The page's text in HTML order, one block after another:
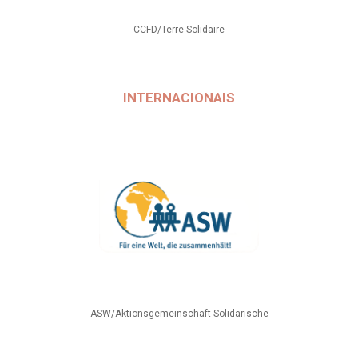
CCFD/Terre Solidaire
INTERNACIONAIS
ASW/Aktionsgemeinschaft Solidarische